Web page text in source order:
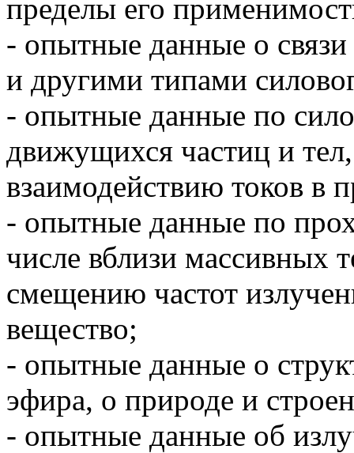
пределы его
- опытные данные о связи
и другими типами
- опытные данные по
движущихся частиц и
взаимодействию токов в
- опытные данные по
числе вблизи массивных
смещению частот
вещество;
- опытные данные о
эфира, о природе и
- опытные данные об